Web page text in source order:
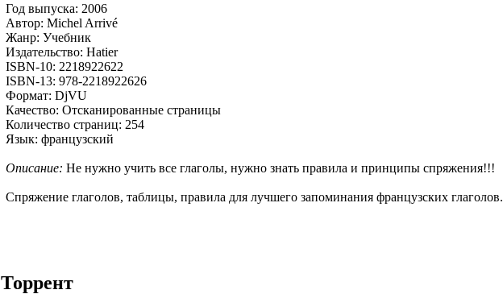
Год выпуска: 2006
Автор: Michel Arrivé
Жанр: Учебник
Издательство: Hatier
ISBN-10: 2218922622
ISBN-13: 978-2218922626
Формат: DjVU
Качество: Отсканированные страницы
Количество страниц: 254
Язык: французский
Описание: Не нужно учить все глаголы, нужно знать правила и принципы спряжения!!!
Спряжение глаголов, таблицы, правила для лучшего запоминания французских глаголов.
Торрент